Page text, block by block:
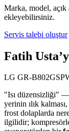
Marka, model, açık
ekleyebilirsiniz.
Servis talebi oluştur
Fatih
LG GR-
"Isı düzensizliği"
yerinin ılık
frost dolaplarda
ilgilidir;